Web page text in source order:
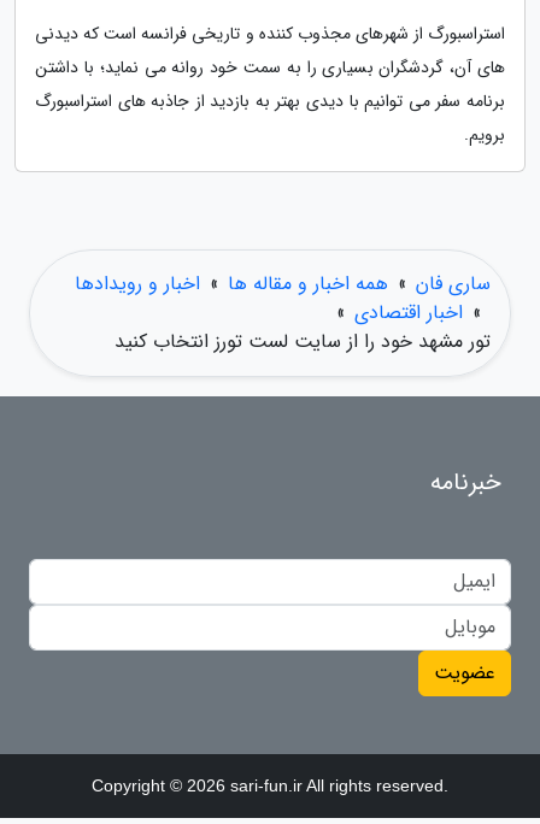
استراسبورگ از شهرهای مجذوب کننده و تاریخی فرانسه است که دیدنی
های آن، گردشگران بسیاری را به سمت خود روانه می نماید؛ با داشتن
برنامه سفر می توانیم با دیدی بهتر به بازدید از جاذبه های استراسبورگ
برویم.
ساری فان » همه اخبار و مقاله ها » اخبار و رویدادها
» اخبار اقتصادی »
تور مشهد خود را از سایت لست تورز انتخاب کنید
خبرنامه
عضویت
Copyright © 2026 sari-fun.ir All rights reserved.